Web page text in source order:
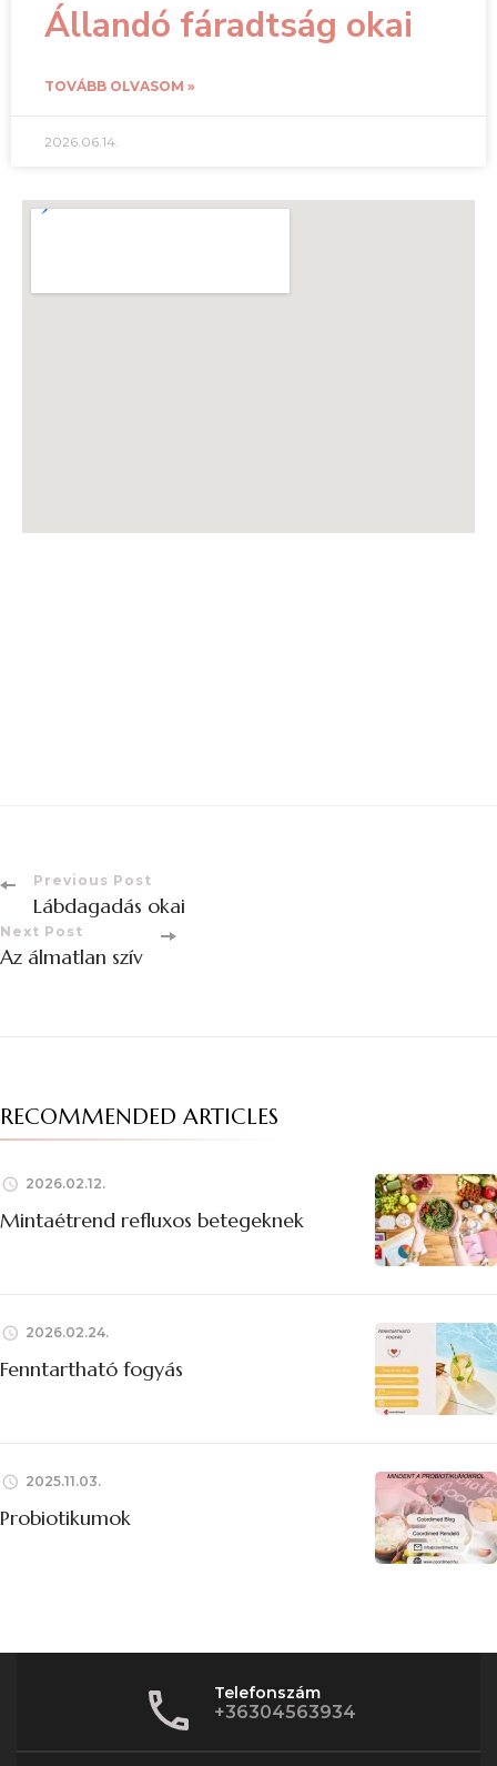
Állandó fáradtság okai
TOVÁBB OLVASOM »
2026.06.14.
Previous Post
Lábdagadás okai
Next Post
Az álmatlan szív
RECOMMENDED ARTICLES
2026.02.12.
Mintaétrend refluxos betegeknek
2026.02.24.
Fenntartható fogyás
2025.11.03.
Probiotikumok
Telefonszám
+36304563934